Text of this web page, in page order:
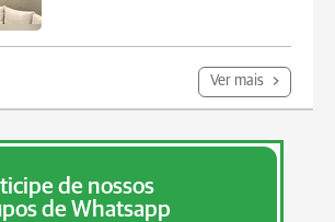
Ver mais
de nossos
de Whatsapp